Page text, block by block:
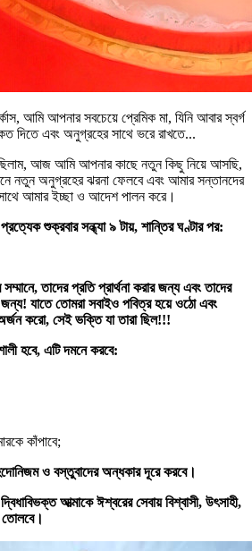
আমি আপনার সবচেয়ে প্রেমিক মা, যিনি আবার স্বর্গ
দিতে এবং অনুগ্রহের সাথে ভরে রাখতে...
আজ আমি আপনার কাছে নতুন কিছু নিয়ে আসছি,
নতুন অনুগ্রহের ঝরনা ফেলবে এবং আমার সন্তানদের
আমার ইচ্ছা ও আদেশ পালন করে।
শুক্রবার সন্ধ্যা ৯ টায়, শান্তির ঘণ্টারপর:
তাদের প্রতি প্রার্থনা করার জন্য এবং তাদের
জন্য! যাতে তোমরা সবাইও পবিত্র হয়ে ওঠো এবং
করো, সেই ভক্তি যা তারা ছিল!!!
হবে, এটি দমনে করবে:
কাঁপাবে;
ও বস্তুবাদের অন্ধকার দূরে করবে।
আত্মাকে ঈশ্বরের সেবায় বিশ্বাসী, উৎসাহী,
তোলবে।